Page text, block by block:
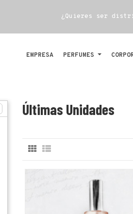
¿Quieres ser
EMPRESA PERFUMES
Últimas Unidades